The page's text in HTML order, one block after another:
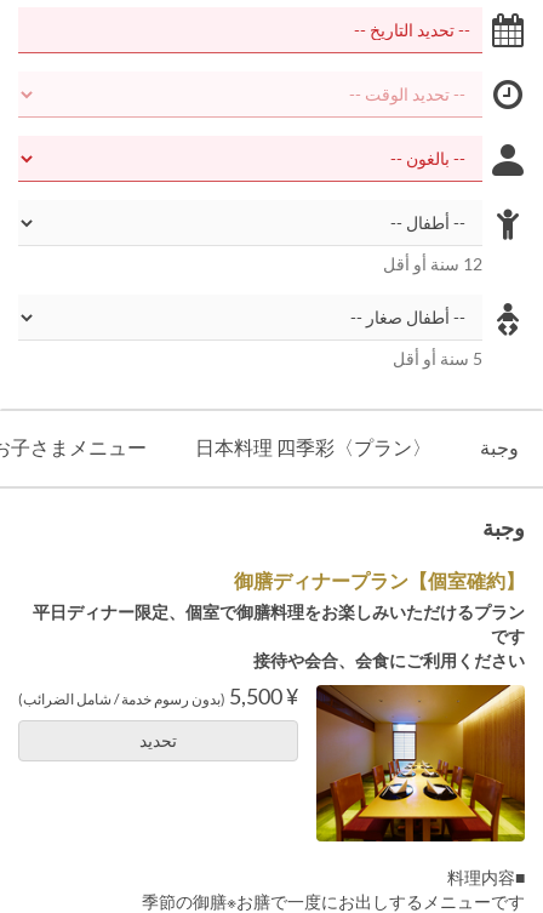
12 سنة أو أقل
5 سنة أو أقل
وجبة 日本料理 四季彩〈プラン〉
子さまメニュー
وجبة
【個室確約】御膳ディナープラン
平日ディナー限定、個室で御膳料理をお楽しみいただけるプラン
です
接待や会合、会食にご利用ください
¥ 5,500 (بدون رسوم خدمة / شامل الضرائب)
تحديد
■料理内容
季節の御膳※お膳で一度にお出しするメニューです